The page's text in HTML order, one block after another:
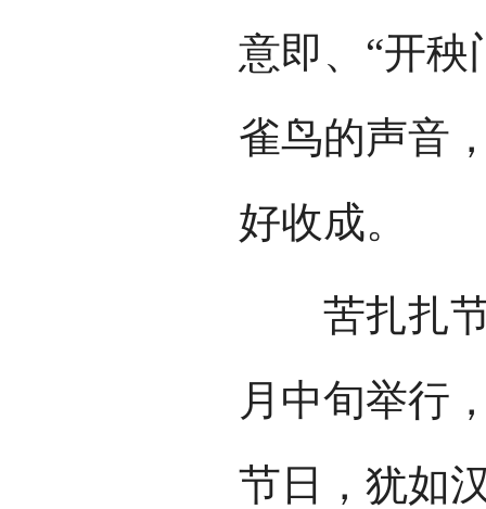
意即、“开秧
雀鸟的声音
好收成。
苦扎扎节
月中旬举行
节日，犹如